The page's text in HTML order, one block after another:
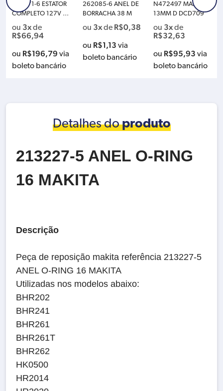
520071-6 ESTATOR
COMPLETO 127V M
526156-6
ou 3xde
R$66,94
ou R$196,79 via
boleto bancário
262085-6 ANEL DE
BORRACHA 38 M
ou 3xde R$0,38
ou R$1,13 via
boleto bancário
N472497 MANDRIL
13MM D DCD709
ou 3xde
R$32,63
ou R$95,93 via
boleto bancário
Detalhes doproduto
213227-5 ANEL O-RING
16 MAKITA
Descrição
Peça de reposição makita referência 213227-5
ANEL O-RING 16 MAKITA
Utilizadas nos modelos abaixo:
BHR202
BHR241
BHR261
BHR261T
BHR262
HK0500
HR2014